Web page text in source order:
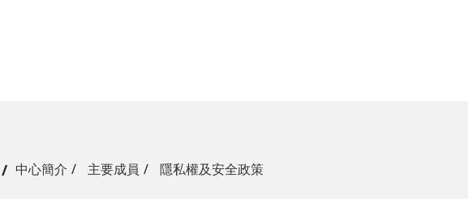
中心簡介 主要成員 隱私權及安全政策